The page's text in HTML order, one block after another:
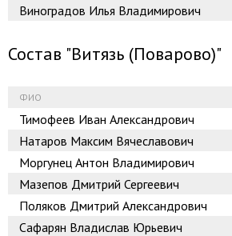
Виноградов Илья Владимирович
Состав "Витязь (Поварово)"
ФИО
Тимофеев Иван Александрович
Натаров Максим Вячеславович
Моргунец Антон Владимирович
Мазепов Дмитрий Сергеевич
Поляков Дмитрий Александрович
Сафарян Владислав Юрьевич